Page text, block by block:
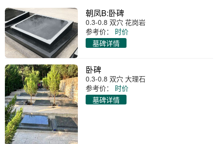
朝凤B:卧碑
0.3-0.8 双穴 花岗岩
参考价：
时价
墓碑详情
卧碑
0.3-0.8 双穴 大理石
参考价：
时价
墓碑详情